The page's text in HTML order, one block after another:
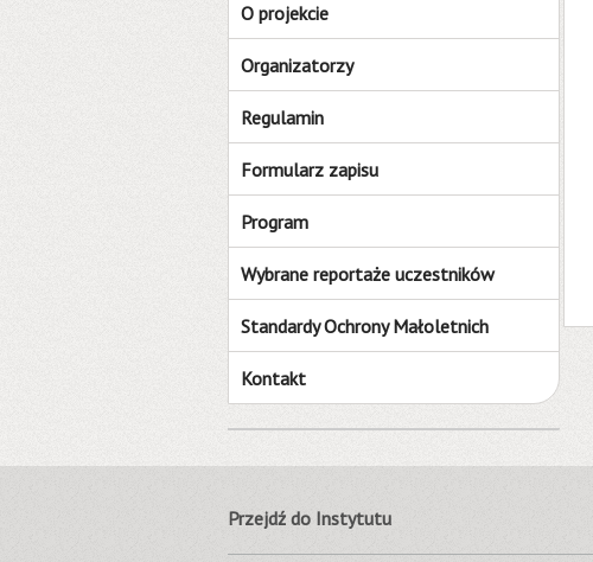
O projekcie
Organizatorzy
Regulamin
Formularz zapisu
Program
Wybrane reportaże uczestników
Standardy Ochrony Małoletnich
Kontakt
Przejdź do Instytutu